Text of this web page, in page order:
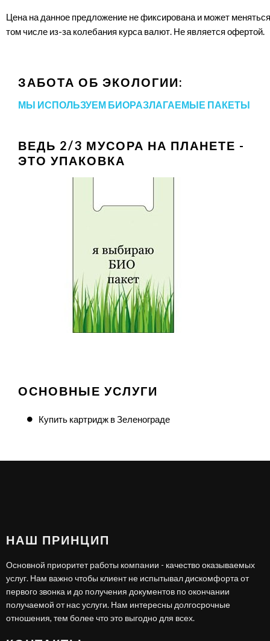
Цена на данное предложение не фиксирована и может
том числе из-за колебания курса валют. Не является офертой.
ЗАБОТА ОБ ЭКОЛОГИИ:
МЫ ИСПОЛЬЗУЕМ БИОРАЗЛАГАЕМЫЕ ПАКЕТЫ
ВЕДЬ 2/3 МУСОРА НА ПЛАНЕТЕ -
ЭТО УПАКОВКА
ОСНОВНЫЕ УСЛУГИ
Купить картридж в Зеленограде
НАШ ПРИНЦИП
Основной приоритет работы компании - качество оказываемых
услуг. Нам важно чтобы клиент не испытывал дискомфорта от
первого звонка и до получения документов по окончании
получаемой от нас услуги. Нам интересны долгосрочные
отношения, тем более что это выгодно для всех.